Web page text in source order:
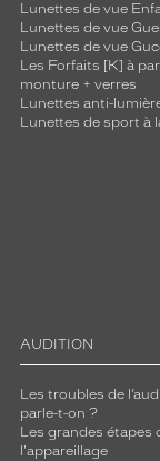
Lunettes de vue
Lunettes de vue
Lunettes de vue
Les Forfaits [K] à
monture + verres
Lunettes anti-
Lunettes de sport à
AUDITION
Les troubles de
parle-t-on ?
Les grandes étapes
l'appareillage